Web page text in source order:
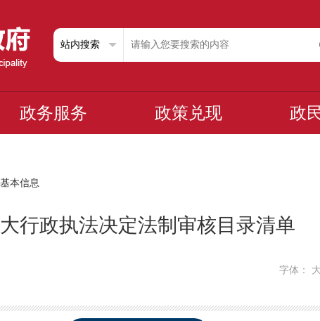
政务服务 政策兑现 政
基本信息
行政执法决定法制审核目录清单
字体： 大